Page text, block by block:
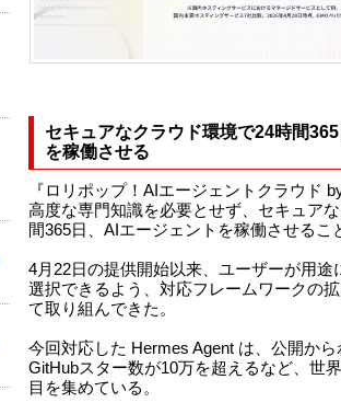
セキュアなクラウド環境で24時間
を稼働させる
『ロリポップ！AIエージェントクラウド
高度な専門知識を必要とせず、セキュア
間365日、AIエージェントを稼働させるこ
4月22日の提供開始以来、ユーザーが用途
選択できるよう、対応フレームワークの
て取り組んできた。
今回対応した Hermes Agent は、公開か
GitHubスター数が10万を超えるなど、世
目を集めている。